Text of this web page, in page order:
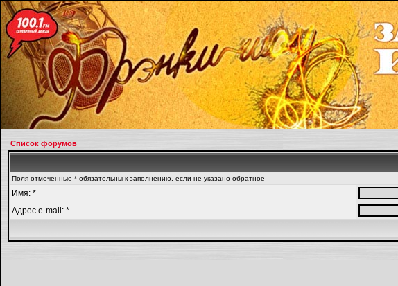
Список форумов
Поля отмеченные * обязательны к заполнению, если не указано обратное
Имя: *
Адрес e-mail: *